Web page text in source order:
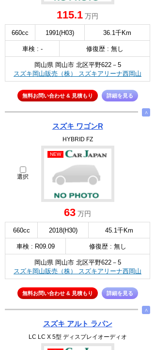
115.1 万円
660cc 1991(H03) 36.1千Km
車検 : - 修復歴 : 無し
岡山県 岡山市 北区平野622－5
スズキ岡山販売（株） スズキアリーナ西岡山
無料お問い合わせ & 見積もり 詳細を見る
∧
スズキ ワゴンR
HYBRID FZ
選択
NEW
63 万円
660cc 2018(H30) 45.1千Km
車検 : R09.09 修復歴 : 無し
岡山県 岡山市 北区平野622－5
スズキ岡山販売（株） スズキアリーナ西岡山
無料お問い合わせ & 見積もり 詳細を見る
∧
スズキ アルト ラパン
LC LC X 5型 ディスプレイオーディオ